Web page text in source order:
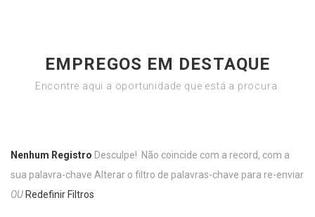
EMPREGOS EM DESTAQUE
Encontre aqui a oportunidade que está a procura.
Nenhum Registro Desculpe! Não coincide com a record, com a
sua palavra-chave Alterar o filtro de palavras-chave para re-enviar
OU Redefinir Filtros